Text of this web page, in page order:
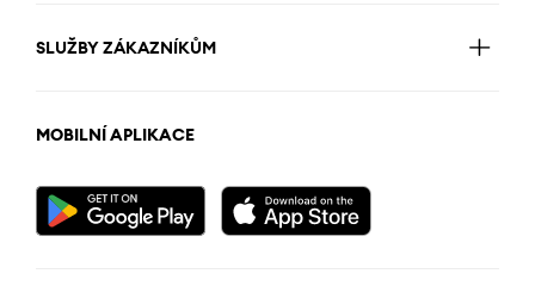
SLUŽBY ZÁKAZNÍKŮM
MOBILNÍ APLIKACE